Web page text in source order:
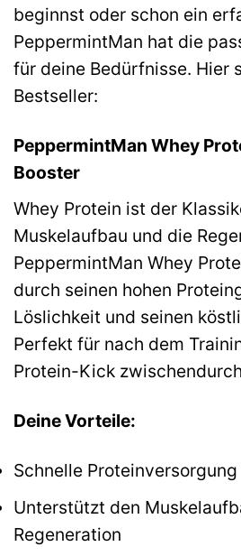
beginnst oder schon ein
PeppermintMan hat die
für deine Bedürfnisse. Hier
Bestseller:
PeppermintMan Whey
Booster
Whey Protein ist der
Muskelaufbau und die
PeppermintMan Whey
durch seinen hohen
Löslichkeit und seinen
Perfekt für nach dem
Protein-Kick
Deine Vorteile:
Schnelle
Unterstützt den
Regeneration